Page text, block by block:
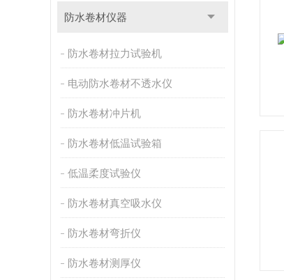
防水卷材仪器
防水卷材拉力试验机
电动防水卷材不透水仪
防水卷材冲片机
防水卷材低温试验箱
低温柔度试验仪
防水卷材真空吸水仪
防水卷材弯折仪
防水卷材测厚仪